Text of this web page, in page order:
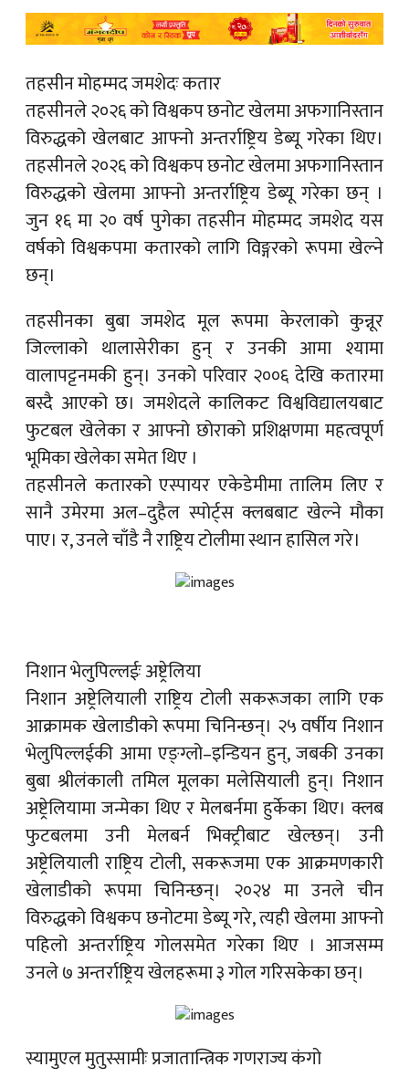
तहसीन मोहम्मद जमशेदः कतार
तहसीनले २०२६ को विश्वकप छनोट खेलमा अफगानिस्तान
विरुद्धको खेलबाट आफ्नो अन्तर्राष्ट्रिय डेब्यू गरेका थिए।
तहसीनले २०२६ को विश्वकप छनोट खेलमा अफगानिस्तान
विरुद्धको खेलमा आफ्नो अन्तर्राष्ट्रिय डेब्यू गरेका छन् ।
जुन १६ मा २० वर्ष पुगेका तहसीन मोहम्मद जमशेद यस
वर्षको विश्वकपमा कतारको लागि विङ्गरको रूपमा खेल्ने
छन्।
तहसीनका बुबा जमशेद मूल रूपमा केरलाको कुन्नूर
जिल्लाको थालासेरीका हुन् र उनकी आमा श्यामा
वालापट्टनमकी हुन्। उनको परिवार २००६ देखि कतारमा
बस्दै आएको छ। जमशेदले कालिकट विश्वविद्यालयबाट
फुटबल खेलेका र आफ्नो छोराको प्रशिक्षणमा महत्वपूर्ण
भूमिका खेलेका समेत थिए ।
तहसीनले कतारको एस्पायर एकेडेमीमा तालिम लिए र
सानै उमेरमा अल–दुहैल स्पोर्ट्स क्लबबाट खेल्ने मौका
पाए। र, उनले चाँडै नै राष्ट्रिय टोलीमा स्थान हासिल गरे।
निशान भेलुपिल्लईः अष्ट्रेलिया
निशान अष्ट्रेलियाली राष्ट्रिय टोली सकरूजका लागि एक
आक्रामक खेलाडीको रूपमा चिनिन्छन्। २५ वर्षीय निशान
भेलुपिल्लईकी आमा एङ्ग्लो–इन्डियन हुन्, जबकी उनका
बुबा श्रीलंकाली तमिल मूलका मलेसियाली हुन्। निशान
अष्ट्रेलियामा जन्मेका थिए र मेलबर्नमा हुर्केका थिए। क्लब
फुटबलमा उनी मेलबर्न भिक्ट्रीबाट खेल्छन्। उनी
अष्ट्रेलियाली राष्ट्रिय टोली, सकरूजमा एक आक्रमणकारी
खेलाडीको रूपमा चिनिन्छन्। २०२४ मा उनले चीन
विरुद्धको विश्वकप छनोटमा डेब्यू गरे, त्यही खेलमा आफ्नो
पहिलो अन्तर्राष्ट्रिय गोलसमेत गरेका थिए । आजसम्म
उनले ७ अन्तर्राष्ट्रिय खेलहरूमा ३ गोल गरिसकेका छन्।
स्यामुएल मुतुस्सामीः प्रजातान्त्रिक गणराज्य कंगो